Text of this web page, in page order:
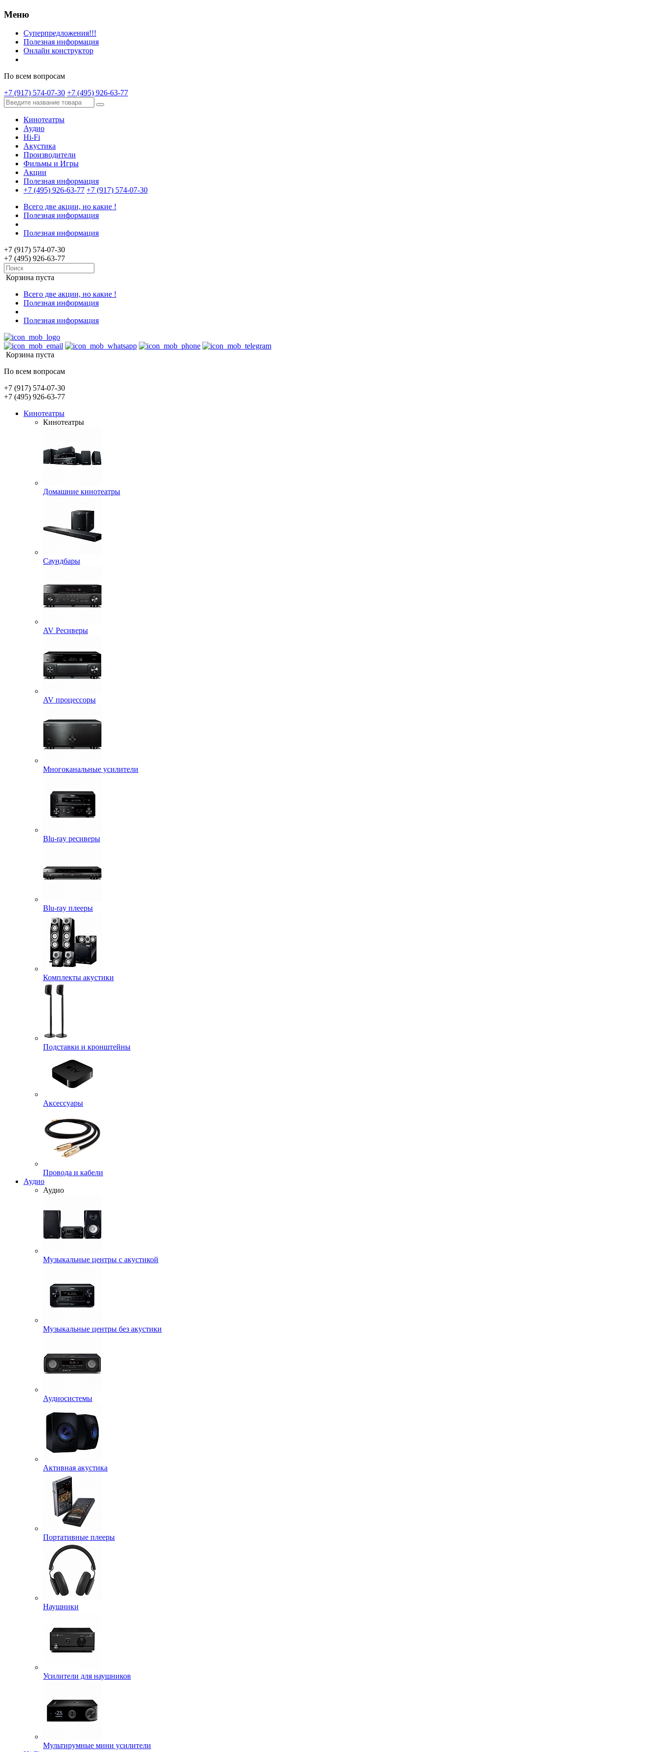
Меню
Суперпредложения!!!
Полезная информация
Онлайн конструктор
По всем вопросам
+7 (917) 574-07-30 +7 (495) 926-63-77
Кинотеатры
Аудио
Hi-Fi
Акустика
Производители
Фильмы и Игры
Акции
Полезная информация
+7 (495) 926-63-77 +7 (917) 574-07-30
Всего две акции, но какие !
Полезная информация
Полезная информация
+7 (917) 574-07-30
+7 (495) 926-63-77
Корзина пуста
Всего две акции, но какие !
Полезная информация
Полезная информация
Корзина пуста
По всем вопросам
+7 (917) 574-07-30
+7 (495) 926-63-77
Кинотеатры
Кинотеатры
Домашние кинотеатры
Саундбары
AV Ресиверы
AV процессоры
Многоканальные усилители
Blu-ray ресиверы
Blu-ray плееры
Комплекты акустики
Подставки и кронштейны
Аксессуары
Провода и кабели
Аудио
Аудио
Музыкальные центры с акустикой
Музыкальные центры без акустики
Аудиосистемы
Активная акустика
Портативные плееры
Наушники
Усилители для наушников
Мультирумные мини усилители